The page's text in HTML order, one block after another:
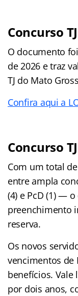
Concurso
O documento
de 2026 e traz
TJ do Mato
Confira aqui a
Concurso
Com um total
entre ampla
(4) e PcD (1) —
preenchimento
reserva.
Os novos
vencimentos de
benefícios.
por dois anos,